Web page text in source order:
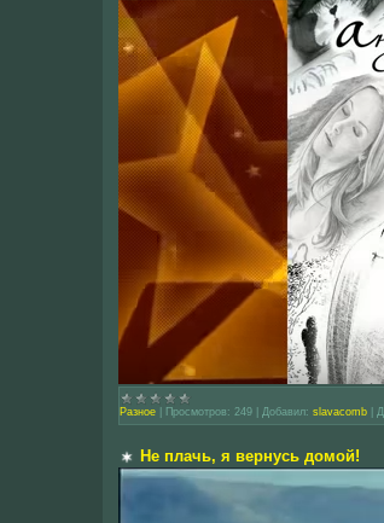
Разное Просмотров: 249 Добавил: slavacomb
Не плачь, я вернусь домой!